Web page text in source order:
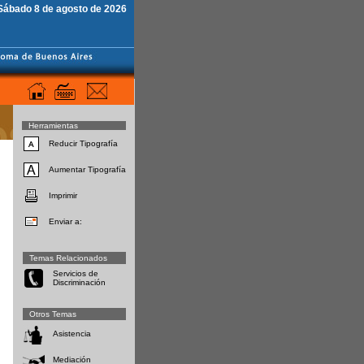
8 de agosto de 2026
Herramientas
Reducir Tipografía
Aumentar Tipografía
Imprimir
Enviar a:
Temas Relacionados
Servicios de
Discriminación
Otros Temas
Asistencia
Mediación